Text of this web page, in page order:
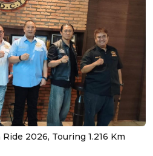
2026, Touring 1.216 Km